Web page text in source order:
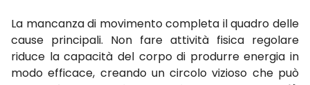
La mancanza di movimento completa il quadro delle
cause principali. Non fare attività fisica regolare
riduce la capacità del corpo di produrre energia in
modo efficace, creando un circolo vizioso che può